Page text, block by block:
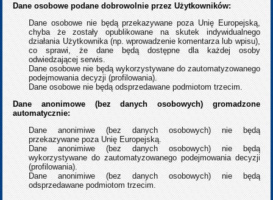
Dane osobowe podane dobrowolnie przez Użytkowników:
Dane osobowe nie będą przekazywane poza Unię Europejską,
chyba że zostały opublikowane na skutek indywidualnego
działania Użytkownika (np. wprowadzenie komentarza lub wpisu),
co sprawi, że dane będą dostępne dla każdej osoby
odwiedzającej serwis.
Dane osobowe nie będą wykorzystywane do zautomatyzowanego
podejmowania decyzji (profilowania).
Dane osobowe nie będą odsprzedawane podmiotom trzecim.
Dane anonimowe (bez danych osobowych) gromadzone
automatycznie:
Dane anonimiwe (bez danych osobowych) nie będą
przekazywane poza Unię Europejską.
Dane anonimiwe (bez danych osobowych) nie będą
wykorzystywane do zautomatyzowanego podejmowania decyzji
(profilowania).
Dane anonimiwe (bez danych osobowych) nie będą
odsprzedawane podmiotom trzecim.